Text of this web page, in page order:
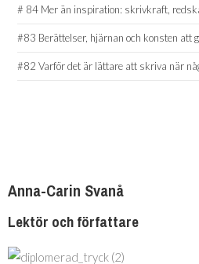
# 84 Mer än inspiration: skrivkraft,
#83 Berättelser, hjärnan och konsten att
#82 Varför det är lättare att skriva när
Anna-Carin Svanå
Lektör och författare